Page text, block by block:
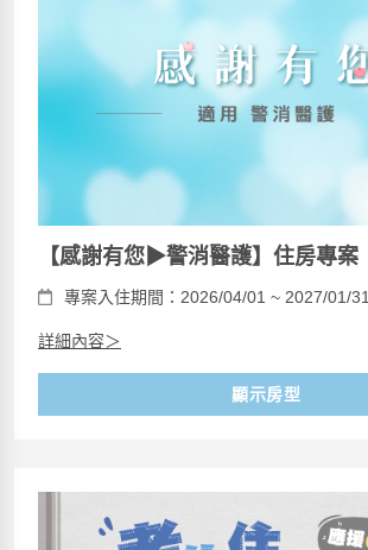
【感謝有您▶警消醫護】住房專案
專案入住期間：2026/04/01 ~ 2027/01/31
詳細內容＞
顯示房型